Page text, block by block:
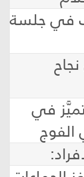
في جلسة
في